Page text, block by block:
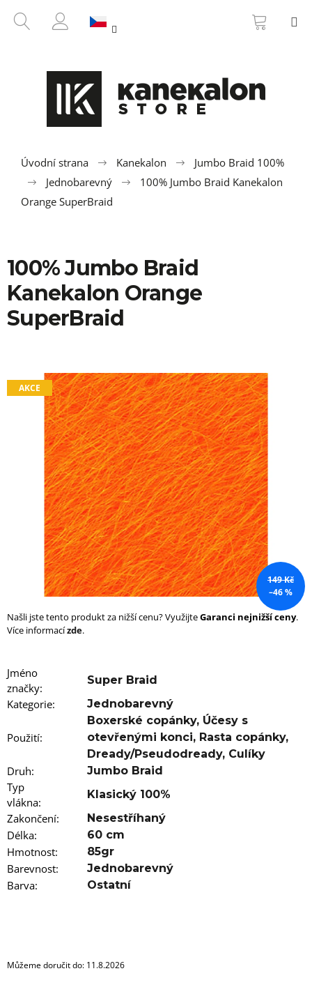
HLEDAT
PŘIHLÁŠENÍ
KOŠÍK
Úvodní strana Kanekalon
Jumbo Braid 100%
Jednobarevný
100% Jumbo Braid Kanekalon
Orange SuperBraid
100% Jumbo Braid
Kanekalon Orange
SuperBraid
AKCE
149 Kč
–46 %
Našli jste tento produkt za nižší cenu? VyužijteGaranci nejnižší ceny.
Více informacízde.
Jméno
značky:
Super Braid
Kategorie: Jednobarevný
Použití:
Boxerské copánky, Účesy s
otevřenými konci, Rasta copánky,
Dready/Pseudodready, Culíky
Druh: Jumbo Braid
Typ
vlákna:
Klasický 100%
Zakončení: Nesestříhaný
Délka: 60 cm
Hmotnost: 85gr
Barevnost: Jednobarevný
Barva: Ostatní
Můžeme doručit do: 11.8.2026
ZPĚT
ZPĚT
b
e
t
e
n
a
t
?
HLEDAT
č
u
j
e
100%
BRAID
KANEKALON
SUPERBRAID
99
Kč
Původně:
149
Kč